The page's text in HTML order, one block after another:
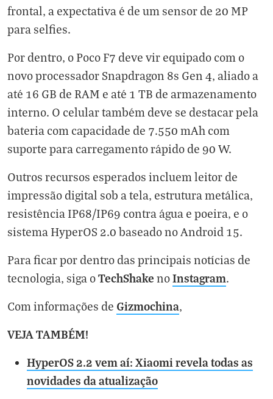
frontal, a expectativa é de um sensor de 20 MP
para selfies.
Por dentro, o Poco F7 deve vir equipado com o
novo processador Snapdragon 8s Gen 4, aliado a
até 16 GB de RAM e até 1 TB de armazenamento
interno. O celular também deve se destacar pela
bateria com capacidade de 7.550 mAh com
suporte para carregamento rápido de 90 W.
Outros recursos esperados incluem leitor de
impressão digital sob a tela, estrutura metálica,
resistência IP68/IP69 contra água e poeira, e o
sistema HyperOS 2.0 baseado no Android 15.
Para ficar por dentro das principais notícias de
tecnologia, siga oTechShake noInstagram.
Com informações de Gizmochina,
VEJA TAMBÉM!
HyperOS 2.2 vem aí: Xiaomi revela todas as
novidades da atualização